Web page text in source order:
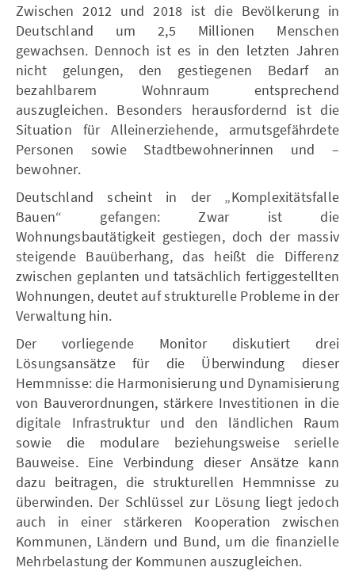
Zwischen 2012 und 2018 ist die Bevölkerung in
Deutschland um 2,5 Millionen Menschen
gewachsen. Dennoch ist es in den letzten Jahren
nicht gelungen, den gestiegenen Bedarf an
bezahlbarem Wohnraum entsprechend
auszugleichen. Besonders herausfordernd ist die
Situation für Alleinerziehende, armutsgefährdete
Personen sowie Stadtbewohnerinnen und –
bewohner.
Deutschland scheint in der „Komplexitätsfalle
Bauen“ gefangen: Zwar ist die
Wohnungsbautätigkeit gestiegen, doch der massiv
steigende Bauüberhang, das heißt die Differenz
zwischen geplanten und tatsächlich fertiggestellten
Wohnungen, deutet auf strukturelle Probleme in der
Verwaltung hin.
Der vorliegende Monitor diskutiert drei
Lösungsansätze für die Überwindung dieser
Hemmnisse: die Harmonisierung und Dynamisierung
von Bauverordnungen, stärkere Investitionen in die
digitale Infrastruktur und den ländlichen Raum
sowie die modulare beziehungsweise serielle
Bauweise. Eine Verbindung dieser Ansätze kann
dazu beitragen, die strukturellen Hemmnisse zu
überwinden. Der Schlüssel zur Lösung liegt jedoch
auch in einer stärkeren Kooperation zwischen
Kommunen, Ländern und Bund, um die finanzielle
Mehrbelastung der Kommunen auszugleichen.